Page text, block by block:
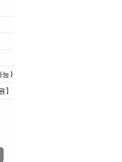
능)
]